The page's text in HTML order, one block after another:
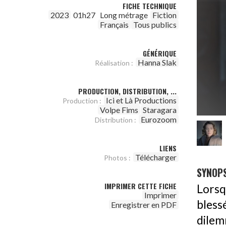
FICHE TECHNIQUE
2023 01h27 Long métrage Fiction
Français Tous publics
GÉNÉRIQUE
Réalisation : Hanna Slak
PRODUCTION, DISTRIBUTION, ...
Production :
Ici et Là Productions
Volpe Fims Staragara
Distribution : Eurozoom
LIENS
Photos : Télécharger
IMPRIMER CETTE FICHE
Imprimer
Enregistrer en PDF